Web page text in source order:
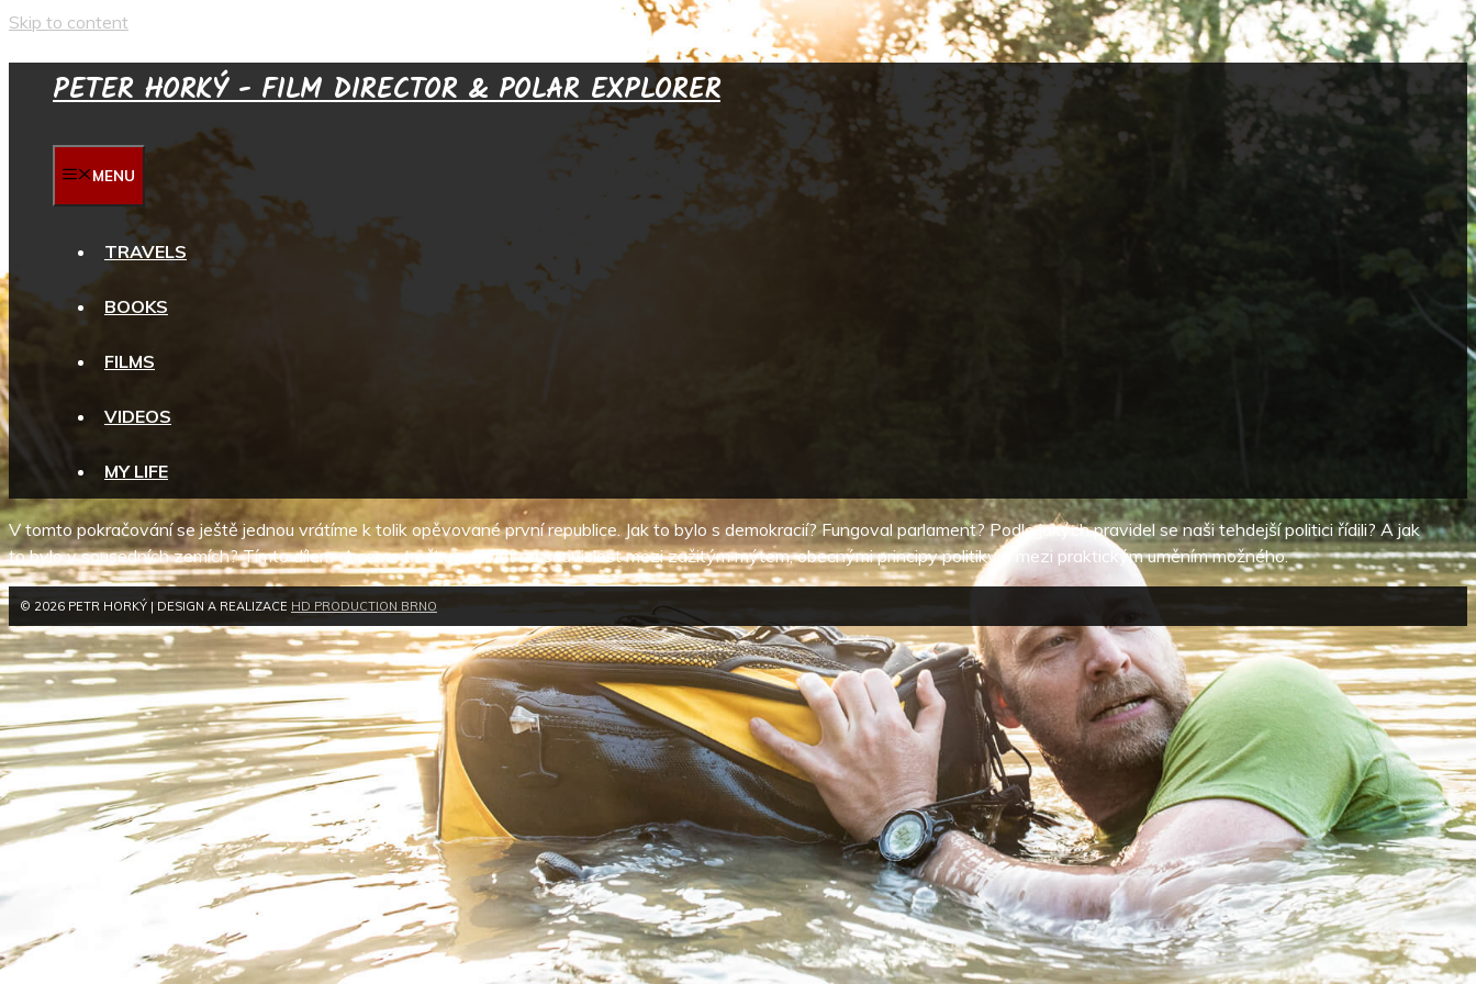
Skip to content
PETER HORKÝ - FILM DIRECTOR & POLAR EXPLORER
MENU
TRAVELS
BOOKS
FILMS
VIDEOS
MY LIFE
V tomto pokračování se ještě jednou vrátíme k tolik opěvované první republice. Jak to bylo s demokracií? Fungoval parlament? Podle jakých pravidel se naši tehdejší politici řídili? A jak
to bylo v sousedních zemích? Tímto dílem chceme trošku posvítit na souvislost mezi zažitým mýtem, obecnými principy politiky a mezi praktickým uměním možného.
© 2026 PETR HORKÝ | DESIGN A REALIZACE HD PRODUCTION BRNO